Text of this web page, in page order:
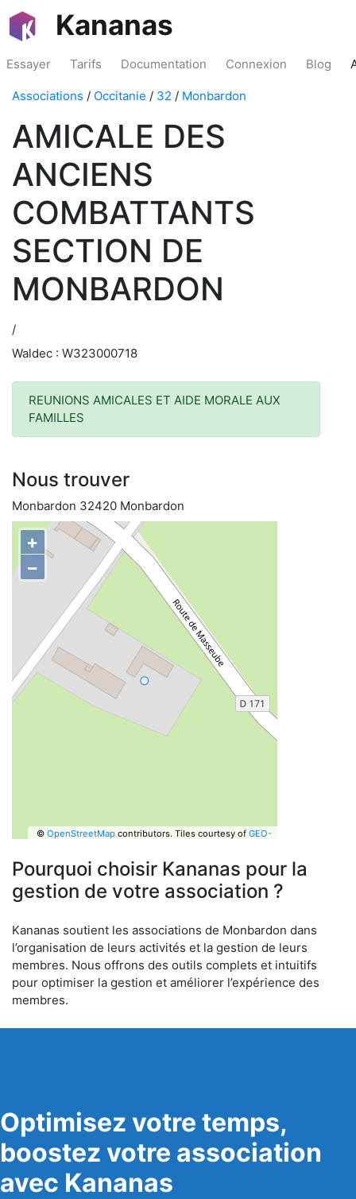
Kananas
Essayer Tarifs Documentation Connexion Blog
Associations / Occitanie / 32 / Monbardon
AMICALE DES
ANCIENS
COMBATTANTS
SECTION DE
MONBARDON
/
Waldec : W323000718
REUNIONS AMICALES ET AIDE MORALE AUX
FAMILLES
Nous trouver
Monbardon 32420 Monbardon
+
−
© OpenStreetMapcontributors. Tiles courtesy of GEO-
Pourquoi choisir Kananas pour la
gestion de votre association ?
Kananas soutient les associations de Monbardon dans
l’organisation de leurs activités et la gestion de leurs
membres. Nous offrons des outils complets et intuitifs
pour optimiser la gestion et améliorer l’expérience des
membres.
Optimisez votre temps,
boostez votre association
avec Kananas